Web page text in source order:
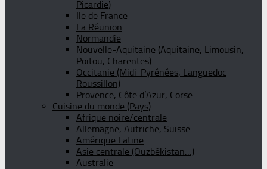
Picardie)
Ile de France
La Réunion
Normandie
Nouvelle-Aquitaine (Aquitaine, Limousin,
Poitou, Charentes)
Occitanie (Midi-Pyrénées, Languedoc
Roussillon)
Provence, Côte d’Azur, Corse
Cuisine du monde (Pays)
Afrique noire/centrale
Allemagne, Autriche, Suisse
Amérique Latine
Asie centrale (Ouzbékistan…)
Australie